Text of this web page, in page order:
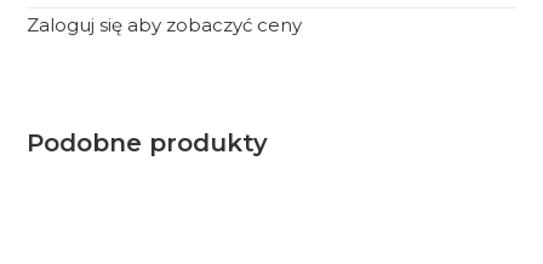
Zaloguj się aby zobaczyć ceny
Podobne produkty